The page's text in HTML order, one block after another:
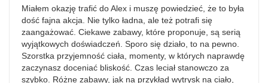
Miałem okazję trafić do Alex i muszę powiedzieć, że to była
dość fajna akcja. Nie tylko ładna, ale też potrafi się
zaangażować. Ciekawe zabawy, które proponuje, są serią
wyjątkowych doświadczeń. Sporo się działo, to na pewno.
Szorstka przyjemność ciała, momenty, w których naprawdę
zaczynasz doceniać bliskość. Czas leciał stanowczo za
szybko. Różne zabawy, jak na przykład wytrysk na ciało,